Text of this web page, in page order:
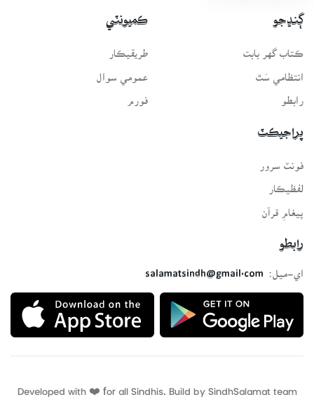
ڳنڍجو
ڪتاب گهر بابت
انتظامي سَٿ
رابطو
ڪميونٽي
طريقيڪار
عمومي سوال
فورم
پراجيڪٽ
لفظيڪار
پيغامِ قرآن
رابطو
اي-ميل:
salamatsindh@gmail.com
Developed with ❤️ for all Sindhis. Build by